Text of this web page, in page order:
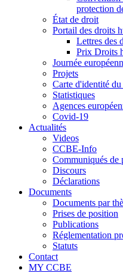
protection
État de droit
Portail des droits
Lettres des
Prix Droits
Journée
Projets
Carte d'identité
Statistiques
Agences
Covid-19
Actualités
Videos
CCBE-Info
Communiqués de
Discours
Déclarations
Documents
Documents par
Prises de position
Publications
Réglementation
Statuts
Contact
MY CCBE